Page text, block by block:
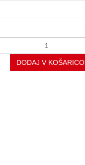
DODAJ V KOŠARICO